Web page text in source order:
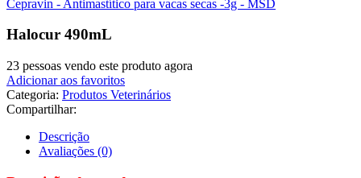
Cepravin - Antimastítico para vacas secas -3g - MSD
Halocur 490mL
23 pessoas vendo este produto agora
Adicionar aos favoritos
Categoria: Produtos Veterinários
Compartilhar:
Descrição
Avaliações (0)